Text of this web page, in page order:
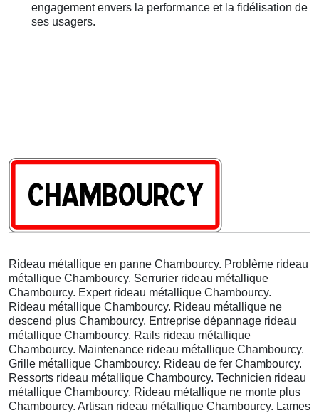
engagement envers la performance et la fidélisation de
ses usagers.
Rideau métallique en panne Chambourcy. Problème rideau
métallique Chambourcy. Serrurier rideau métallique
Chambourcy. Expert rideau métallique Chambourcy.
Rideau métallique Chambourcy. Rideau métallique ne
descend plus Chambourcy. Entreprise dépannage rideau
métallique Chambourcy. Rails rideau métallique
Chambourcy. Maintenance rideau métallique Chambourcy.
Grille métallique Chambourcy. Rideau de fer Chambourcy.
Ressorts rideau métallique Chambourcy. Technicien rideau
métallique Chambourcy. Rideau métallique ne monte plus
Chambourcy. Artisan rideau métallique Chambourcy. Lames